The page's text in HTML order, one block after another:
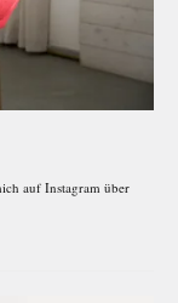
auf Instagram über